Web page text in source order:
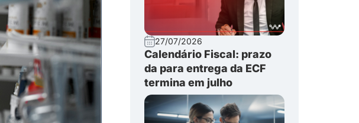
27/07/2026
Calendário Fiscal: prazo
da para entrega da ECF
termina em julho